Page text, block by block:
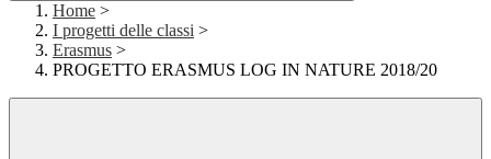
Home >
I progetti delle classi >
Erasmus >
PROGETTO ERASMUS LOG IN NATURE 2018/20